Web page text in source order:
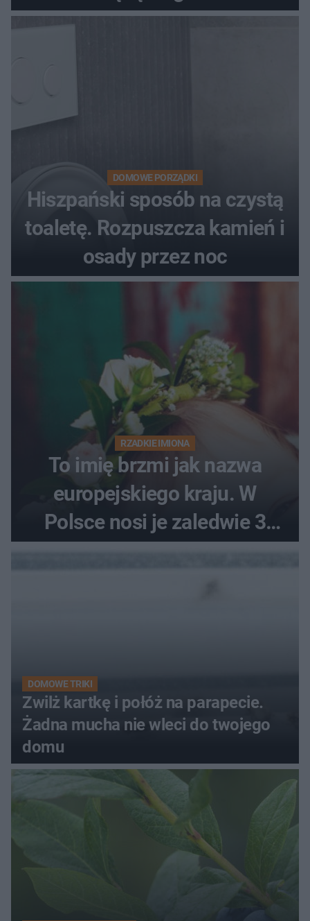
DOMOWE PORZĄDKI
Hiszpański sposób na czystą
toaletę. Rozpuszcza kamień i
osady przez noc
RZADKIE IMIONA
To imię brzmi jak nazwa
europejskiego kraju. W
Polsce nosi je zaledwie 3
kobiety
DOMOWE TRIKI
Zwilż kartkę i połóż na parapecie.
Żadna mucha nie wleci do twojego
domu